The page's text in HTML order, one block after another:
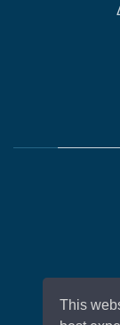
This